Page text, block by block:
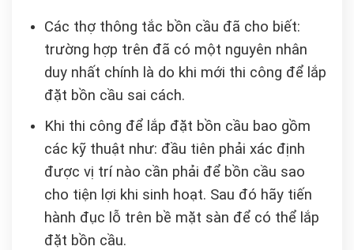
Các thợ thông tắc bồn cầu đã cho biết:
trường hợp trên đã có một nguyên nhân
duy nhất chính là do khi mới thi công để lắp
đặt bồn cầu sai cách.
Khi thi công để lắp đặt bồn cầu bao gồm
các kỹ thuật như: đầu tiên phải xác định
được vị trí nào cần phải để bồn cầu sao
cho tiện lợi khi sinh hoạt. Sau đó hãy tiến
hành đục lỗ trên bề mặt sàn để có thể lắp
đặt bồn cầu.